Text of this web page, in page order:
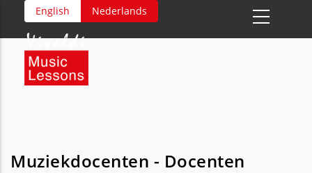
Overslaan
inhoud
English Nederlands
Muziekdocenten - Docenten